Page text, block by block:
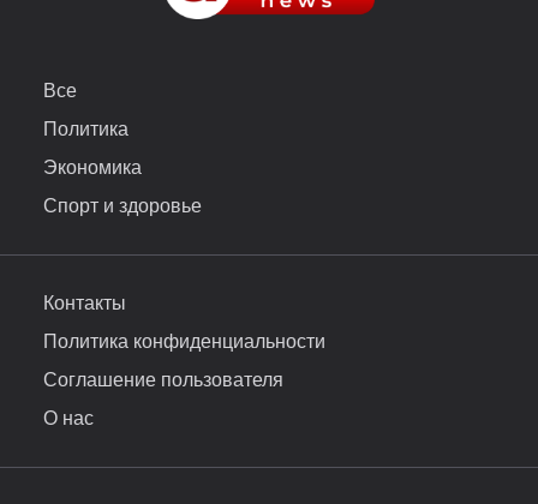
Все
Политика
Экономика
Спорт и здоровье
Контакты
Политика конфиденциальности
Соглашение пользователя
О нас